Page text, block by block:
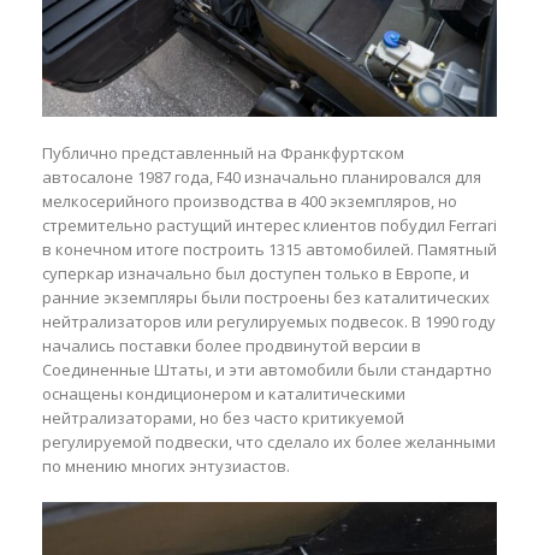
Публично представленный на Франкфуртском
автосалоне 1987 года, F40 изначально планировался для
мелкосерийного производства в 400 экземпляров, но
стремительно растущий интерес клиентов побудил Ferrari
в конечном итоге построить 1315 автомобилей. Памятный
суперкар изначально был доступен только в Европе, и
ранние экземпляры были построены без каталитических
нейтрализаторов или регулируемых подвесок. В 1990 году
начались поставки более продвинутой версии в
Соединенные Штаты, и эти автомобили были стандартно
оснащены кондиционером и каталитическими
нейтрализаторами, но без часто критикуемой
регулируемой подвески, что сделало их более желанными
по мнению многих энтузиастов.